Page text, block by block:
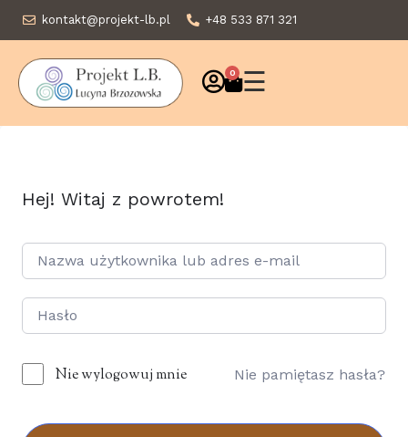
kontakt@projekt-lb.pl +48 533 871 321
0 ☰
Hej! Witaj z powrotem!
Nie wylogowuj mnie Nie pamiętasz hasła?